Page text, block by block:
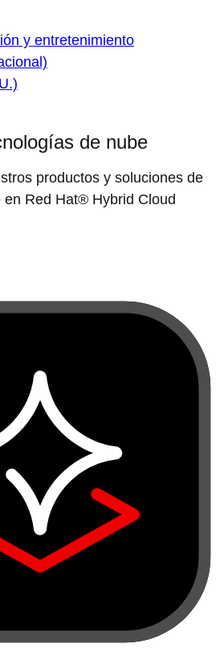
y entretenimiento
de nube
productos y soluciones de
Red Hat® Hybrid Cloud